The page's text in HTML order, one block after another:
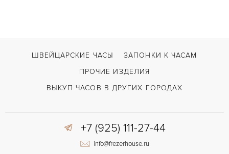
Застежка с помощью шипа
КАЛИБР/МЕХАНИЗМ
ШВЕЙЦАРСКИЕ ЧАСЫ
ЗАПОНКИ К ЧАСАМ
ПРОЧИЕ ИЗДЕЛИЯ
ВЫКУП ЧАСОВ В ДРУГИХ ГОРОДАХ
+7 (925) 111-27-44
info@frezerhouse.ru